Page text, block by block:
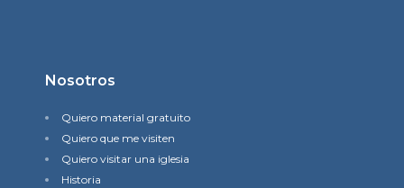
Nosotros
Quiero material gratuito
Quiero que me visiten
Quiero visitar una iglesia
Historia